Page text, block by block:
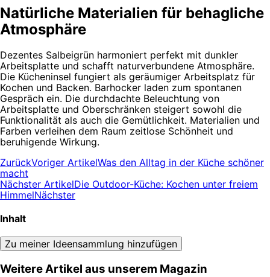
Natürliche Materialien für behagliche
Atmosphäre
Dezentes Salbeigrün harmoniert perfekt mit dunkler
Arbeitsplatte und schafft naturverbundene Atmosphäre.
Die Kücheninsel fungiert als geräumiger Arbeitsplatz für
Kochen und Backen. Barhocker laden zum spontanen
Gespräch ein. Die durchdachte Beleuchtung von
Arbeitsplatte und Oberschränken steigert sowohl die
Funktionalität als auch die Gemütlichkeit. Materialien und
Farben verleihen dem Raum zeitlose Schönheit und
beruhigende Wirkung.
ZurückVoriger ArtikelWas den Alltag in der Küche schöner
macht
Nächster ArtikelDie Outdoor-Küche: Kochen unter freiem
HimmelNächster
Inhalt
Zu meiner Ideensammlung hinzufügen
Weitere Artikel aus unserem Magazin